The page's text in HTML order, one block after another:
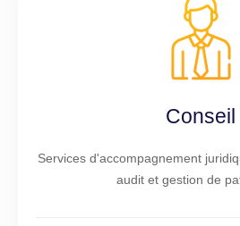
Conseil
Services d'accompagnement
audit et gestion de